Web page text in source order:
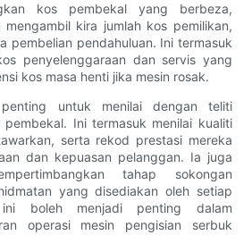
kos pembekal yang berbeza,
kira jumlah kos pemilikan,
pembelian pendahuluan. Ini termasuk
penyelenggaraan dan servis yang
kos masa henti jika mesin rosak.
untuk menilai dengan teliti
Ini termasuk menilai kualiti
serta rekod prestasi mereka
dan kepuasan pelanggan. Ia juga
tahap sokongan
yang disediakan oleh setiap
boleh menjadi penting dalam
operasi mesin pengisian serbuk